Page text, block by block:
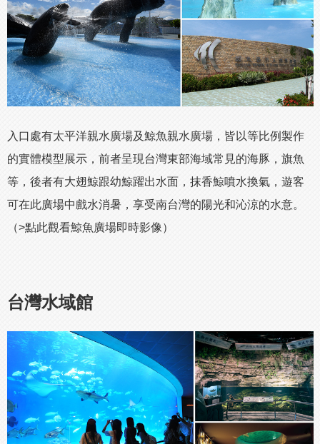
入口處有太平洋親水廣場及鯨魚親水廣場，皆以等比例製作
的實體模型展示，前者呈現台灣東部海域常見的海豚，旗魚
等，後者有大翅鯨跟幼鯨躍出水面，抹香鯨噴水換氣，遊客
可在此廣場中戲水消暑，享受南台灣的陽光和沁涼的水意。
（>點此觀看鯨魚廣場即時影像）
台灣水域館